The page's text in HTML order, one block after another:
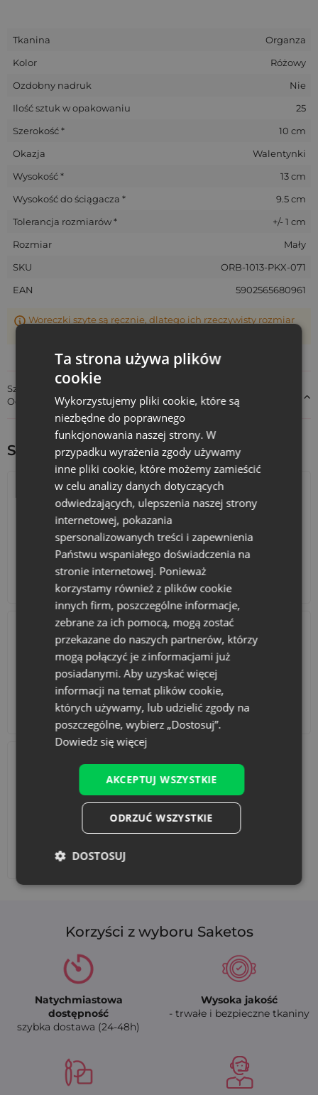
Tkanina
Organza
Kolor
Różowy
Ozdobny nadruk
Nie
Ilość sztuk w opakowaniu
25
Szerokość *
10 cm
Okazja
Walentynki
Wysokość *
13 cm
Wysokość do ściągacza *
9.5 cm
Tolerancja rozmiarów *
+/- 1 cm
Rozmiar
Mały
SKU
ORB-1013-PKX-071
EAN
5902565680961
Woreczki szyte są ręcznie, dlatego ich rzeczywisty rozmiar
Szczegóły dotyczące zgodności produktu z przepisami:
Odpowiedzialność za produkt
Sprawdź inne ciekawe produkty:
Kalendarze adwentowe Torby bawełniane
Akcesoria i dekoracje Zestawy
Dodaj nadruk
Korzyści z wyboru Saketos
Natychmiastowa
dostępność
szybka dostawa (24-48h)
Wysoka jakość
- trwałe i bezpieczne tkaniny
Ta strona używa plików
cookie
Wykorzystujemy pliki cookie, które są
niezbędne do poprawnego
funkcjonowania naszej strony. W
przypadku wyrażenia zgody używamy
inne pliki cookie, które możemy zamieścić
w celu analizy danych dotyczących
odwiedzających, ulepszenia naszej strony
internetowej, pokazania
spersonalizowanych treści i zapewnienia
Państwu wspaniałego doświadczenia na
stronie internetowej. Ponieważ
korzystamy również z plików cookie
innych firm, poszczególne informacje,
zebrane za ich pomocą, mogą zostać
przekazane do naszych partnerów, którzy
mogą połączyć je z informacjami już
posiadanymi. Aby uzyskać więcej
informacji na temat plików cookie,
których używamy, lub udzielić zgody na
poszczególne, wybierz „Dostosuj”.
Dowiedz się więcej
AKCEPTUJ WSZYSTKIE
ODRZUĆ WSZYSTKIE
DOSTOSUJ